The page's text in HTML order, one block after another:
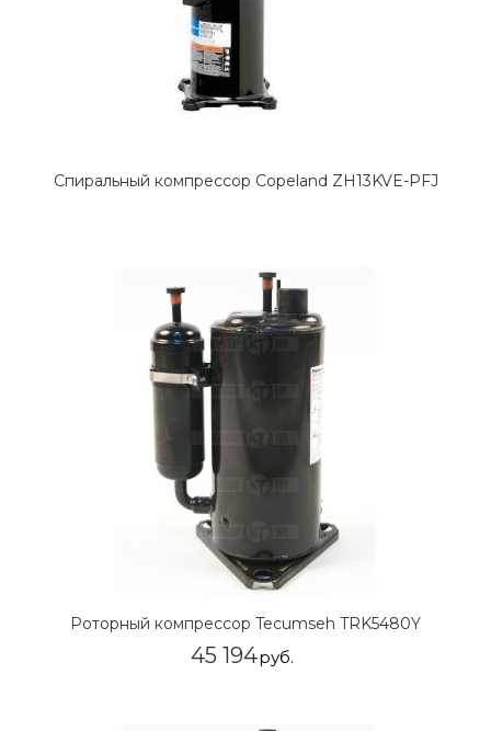
Спиральный компрессор Copeland ZH13KVE-PFJ
Роторный компрессор Tecumseh TRK5480Y
45 194руб.